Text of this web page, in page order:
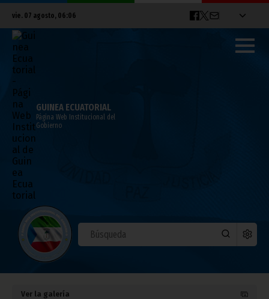
vie. 07 agosto, 06:06
GUINEA ECUATORIAL
Página Web Institucional del
Gobierno
Medalla de la Gran Cruz de la
Independencia Nacional para el
Vicepresidente de la República
marzo 07, 2022
Presidencia Vicepresidencia
Ver la galería